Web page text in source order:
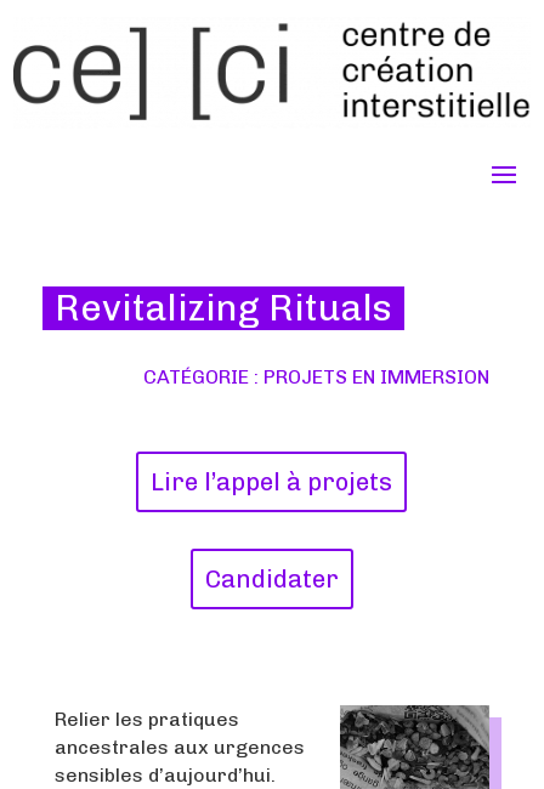
Revitalizing Rituals
CATÉGORIE : PROJETS EN IMMERSION
Lire l’appel à projets
Candidater
Relier les pratiques
ancestrales aux urgences
sensibles d’aujourd’hui.